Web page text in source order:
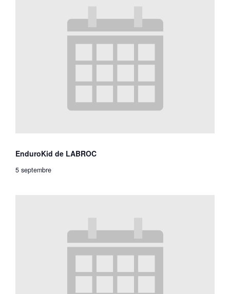
EnduroKid de LABROC
5 septembre